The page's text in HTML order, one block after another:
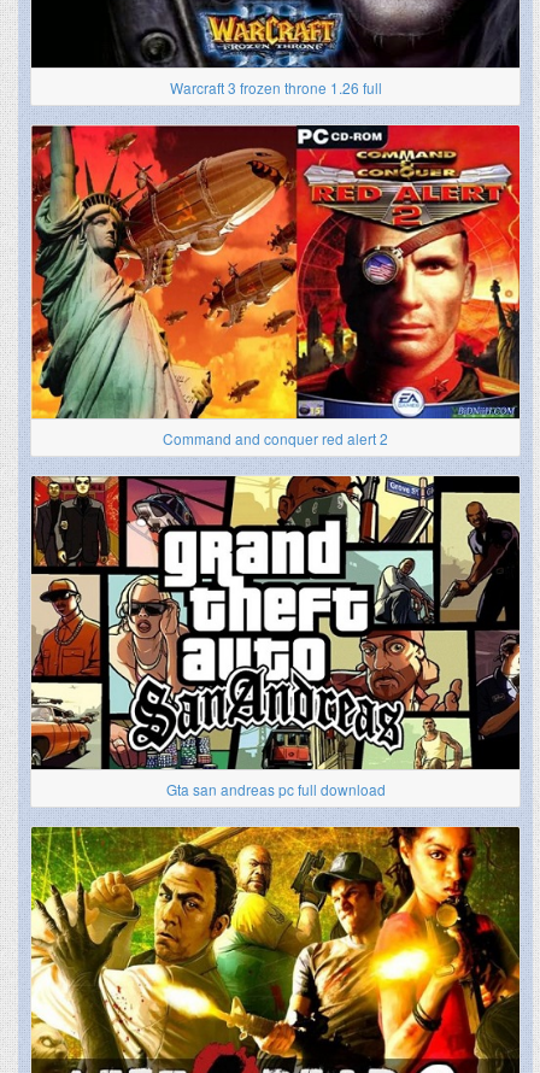
Warcraft 3 frozen throne 1.26 full
Command and conquer red alert 2
Gta san andreas pc full download